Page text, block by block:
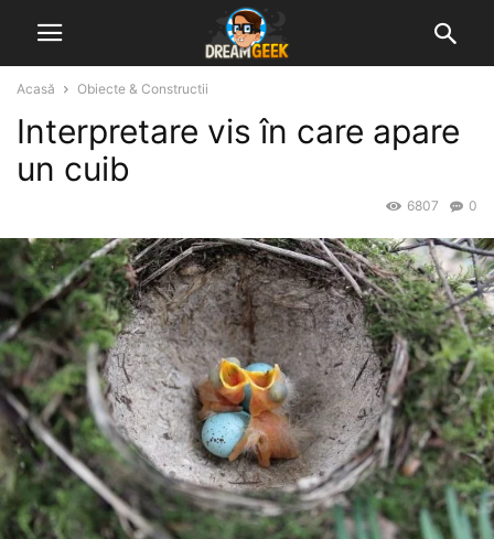
Acasă Obiecte & Constructii
Interpretare vis în care apare
un cuib
0
6807